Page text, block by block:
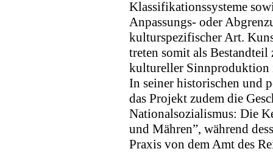
Klassifikationssysteme
Anpassungs- oder
kulturspezifischer Art.
treten somit als
kultureller
In seiner historischen und
das Projekt zudem die
Nationalsozialismus: Die
und Mähren”, während
Praxis von dem Amt des